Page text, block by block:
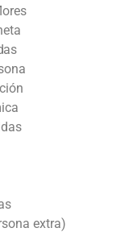
extra)